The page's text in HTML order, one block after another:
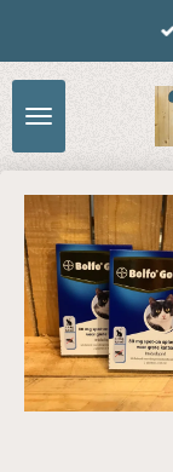
naar
de
hoofdinhoud